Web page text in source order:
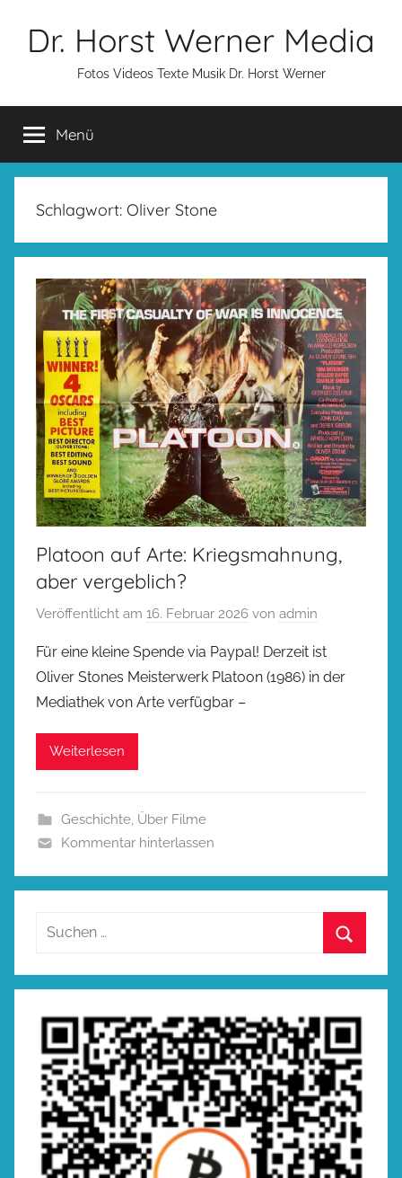
InhaltDr. Horst Werner Media
Fotos Videos Texte Musik Dr. Horst Werner
Menü
Schlagwort: Oliver Stone
Platoon auf Arte: Kriegsmahnung,
aber vergeblich?
Veröffentlicht am 16. Februar 2026 von admin
Für eine kleine Spende via Paypal! Derzeit ist
Oliver Stones Meisterwerk Platoon (1986) in der
Mediathek von Arte verfügbar –
Weiterlesen
Geschichte, Über Filme
Kommentar hinterlassen
Suchen